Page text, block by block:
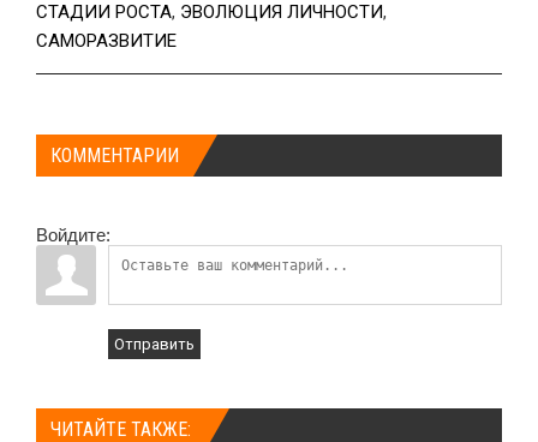
СТАДИИ РОСТА, ЭВОЛЮЦИЯ ЛИЧНОСТИ,
САМОРАЗВИТИЕ
КОММЕНТАРИИ
Войдите:
Отправить
ЧИТАЙТЕ ТАКЖЕ: